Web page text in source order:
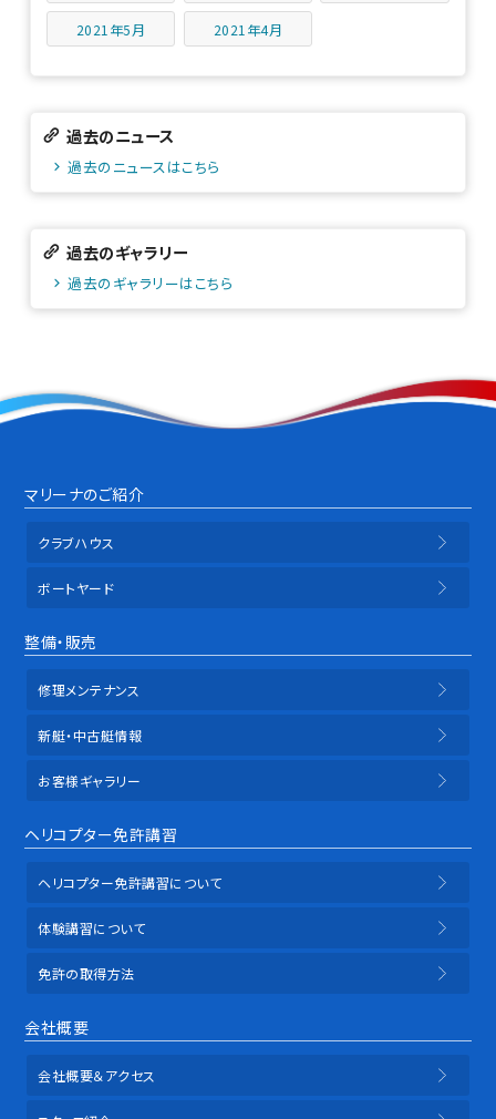
2021年5月 2021年4月
過去のニュース
過去のニュースはこちら
過去のギャラリー
過去のギャラリーはこちら
マリーナのご紹介
クラブハウス
ボートヤード
整備・販売
修理メンテナンス
新艇・中古艇情報
お客様ギャラリー
ヘリコプター免許講習
ヘリコプター免許講習について
体験講習について
免許の取得方法
会社概要
会社概要＆アクセス